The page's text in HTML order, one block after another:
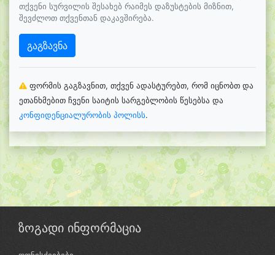
თქვენი სურვილის შესახებ რაიმეს დაზუსტების მიზნით,
შევძლოთ თქვენთან დაკავშირება.
გაგზავნა
ფორმის გაგზავნით, თქვენ ადასტურებთ, რომ იცნობთ და
ეთანხმებით ჩვენი საიტის სარგებლობის წესებსა და
კონფიდენციალურობის პოლისს.
ზოგადი ინფორმაცია